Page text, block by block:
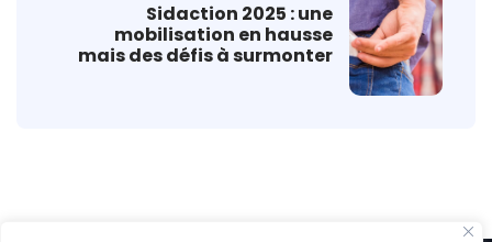
Sidaction 2025 : une
mobilisation en hausse
mais des défis à surmonter